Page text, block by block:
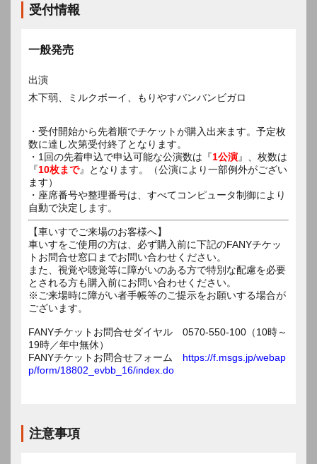
受付情報
一般発売
出演
木下弱、ミルクボーイ、もりやすバンバンビガロ
・受付開始から先着順でチケットが購入出来ます。予定枚
数に達し次第受付終了となります。
・1回の先着申込で申込可能な公演数は『1公演』、枚数は
『10枚まで』となります。（公演により一部例外がござい
ます）
・座席番号や整理番号は、すべてコンピュータ制御により
自動で決定します。
【車いすでご来場のお客様へ】
車いすをご使用の方は、必ず購入前に下記のFANYチケッ
トお問合せ窓口までお問い合わせください。
また、視覚や聴覚等に障がいのある方で特別な配慮を必要
とされる方も購入前にお問い合わせください。
※ご来場時に障がい者手帳等のご提示をお願いする場合が
ございます。
FANYチケットお問合せダイヤル 0570-550-100（10時～
19時／年中無休）
FANYチケットお問合せフォーム https://f.msgs.jp/webap
p/form/18802_evbb_16/index.do
注意事項